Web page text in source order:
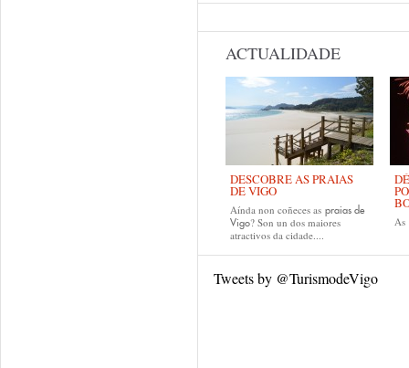
ACTUALIDADE
DESCOBRE AS PRAIAS
DE VIGO
Aínda non coñeces as praias de
Vigo? Son un dos maiores
atractivos da cidade....
As
Tweets by @TurismodeVigo